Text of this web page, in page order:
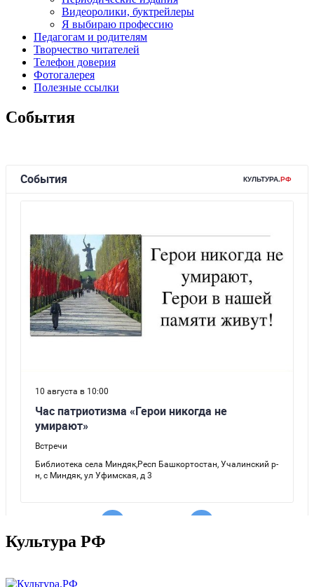
Видеоролики, буктрейлеры
Я выбираю профессию
Педагогам и родителям
Творчество читателей
Телефон доверия
Фотогалерея
Полезные ссылки
События
Культура РФ